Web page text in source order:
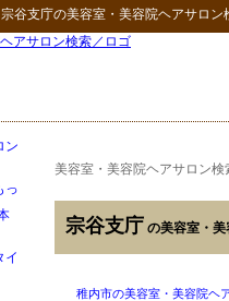
宗谷支庁の美容室・美容院ヘアサロン
美容室・美容院ヘアサロン検
宗谷支庁 の美容室・
稚内市の美容室・美容院ヘ